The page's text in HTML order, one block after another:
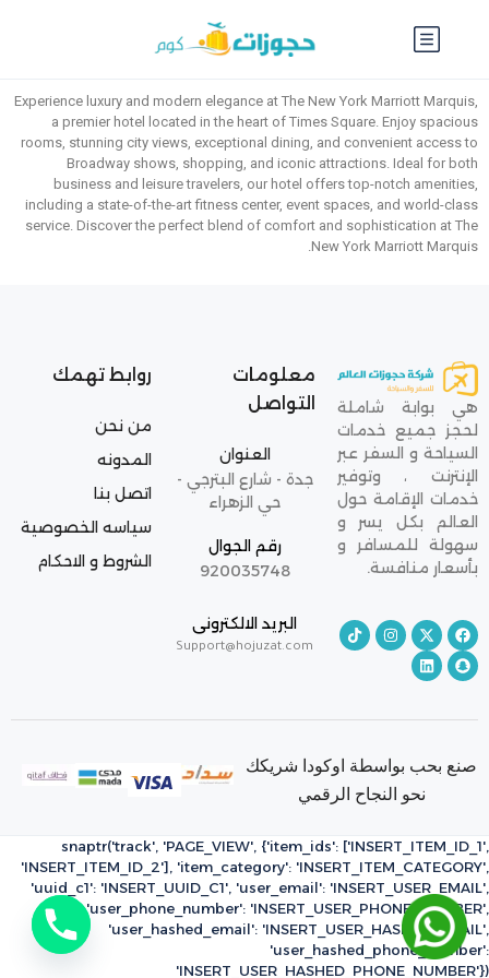
Experience luxury and modern elegance at The New York Marriott Marquis,
a premier hotel located in the heart of Times Square. Enjoy spacious
rooms, stunning city views, exceptional dining, and convenient access to
Broadway shows, shopping, and iconic attractions. Ideal for both
business and leisure travelers, our hotel offers top-notch amenities,
including a state-of-the-art fitness center, event spaces, and world-class
service. Discover the perfect blend of comfort and sophistication at The
New York Marriott Marquis.
هي بوابة شاملة
لحجز جميع خدمات
السياحة و السفر عبر
الإنترنت ، وتوفير
خدمات الإقامة حول
العالم بكل يسر و
سهولة للمسافر و
بأسعار منافسة.
معلومات
التواصل
العنوان
جدة - شارع البترجي -
حي الزهراء
رقم الجوال
920035748
البريد الالكترونى
Support@hojuzat.com
روابط تهمك
من نحن
المدونه
اتصل بنا
سياسه الخصوصية
الشروط و الاحكام
صنع بحب بواسطة اوكودا شريكك
نحو النجاح الرقمي
snaptr('track', 'PAGE_VIEW', {'item_ids': ['INSERT_ITEM_ID_1',
'INSERT_ITEM_ID_2'], 'item_category': 'INSERT_ITEM_CATEGORY',
'uuid_c1': 'INSERT_UUID_C1', 'user_email': 'INSERT_USER_EMAIL',
'user_phone_number': 'INSERT_USER_PHONE_NUMBER',
'user_hashed_email': 'INSERT_USER_HASHED_EMAIL',
'user_hashed_phone_number':
'INSERT_USER_HASHED_PHONE_NUMBER'})